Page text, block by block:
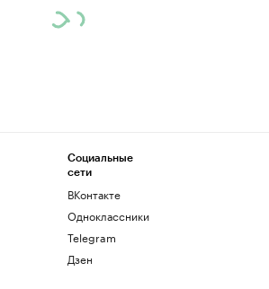
Социальные
сети
ВКонтакте
Одноклассники
Telegram
Дзен